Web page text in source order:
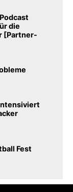
die
[Partner-
Fest